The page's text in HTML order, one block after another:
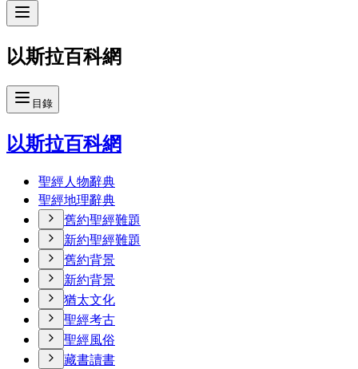
以斯拉百科網
目錄
以斯拉百科網
聖經人物辭典
聖經地理辭典
舊約聖經難題
新約聖經難題
舊約背景
新約背景
猶太文化
聖經考古
聖經風俗
藏書讀書